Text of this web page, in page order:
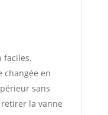
faciles.
changée en
sans
retirer la vanne